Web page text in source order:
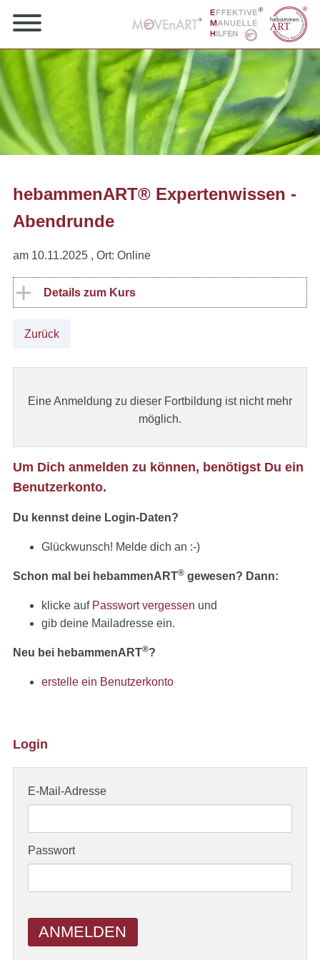
hebammenART® Expertenwissen -
Abendrunde
am 10.11.2025 , Ort: Online
Details zum Kurs
Zurück
Eine Anmeldung zu dieser Fortbildung ist nicht mehr
möglich.
Um Dich anmelden zu können, benötigst Du ein
Benutzerkonto.
Du kennst deine Login-Daten?
Glückwunsch! Melde dich an :-)
Schon mal bei hebammenART® gewesen? Dann:
klicke auf Passwort vergessen und
gib deine Mailadresse ein.
Neu bei hebammenART®?
erstelle ein Benutzerkonto
Login
E-Mail-Adresse
Passwort
ANMELDEN